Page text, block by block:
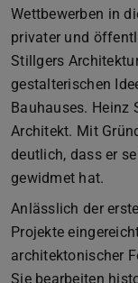
Wettbewerben in
privater und
Stillgers
gestalterischen
Bauhauses. Heinz
Architekt. Mit
deutlich, dass er
gewidmet hat.
Anlässlich der
Projekte
architektonischer
Sie bearbeiten